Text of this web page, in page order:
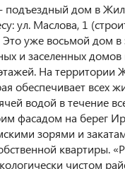
дом в
ул. Маслова, 1
Это уже восьмой дом в
и заселенных домов
На территории
обеспечивает всех
водой в течение
фасадом на берег
зорями и
квартиры.
чистом